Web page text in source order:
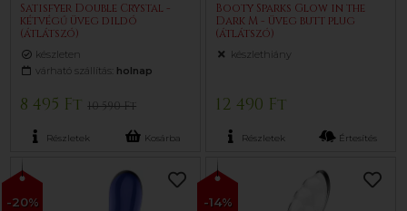
Satisfyer Double Crystal -
kétvégű üveg dildó
(átlátszó)
készleten
várható szállítás: holnap
8 495 Ft10 590 Ft
Részletek Kosárba
Booty Sparks Glow in the
Dark M - üveg butt plug
(átlátszó)
készlethiány
12 490 Ft
Részletek Értesítés
-20% -14%